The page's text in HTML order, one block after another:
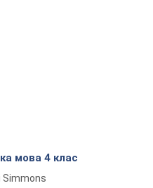
мова 4 клас
Simmons